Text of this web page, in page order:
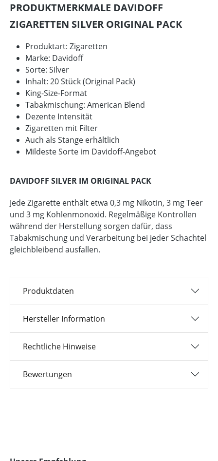
PRODUKTMERKMALE DAVIDOFF
ZIGARETTEN SILVER ORIGINAL PACK
Produktart: Zigaretten
Marke: Davidoff
Sorte: Silver
Inhalt: 20 Stück (Original Pack)
King-Size-Format
Tabakmischung: American Blend
Dezente Intensität
Zigaretten mit Filter
Auch als Stange erhältlich
Mildeste Sorte im Davidoff-Angebot
DAVIDOFF SILVER IM ORIGINAL PACK
Jede Zigarette enthält etwa 0,3 mg Nikotin, 3 mg Teer
und 3 mg Kohlenmonoxid. Regelmäßige Kontrollen
während der Herstellung sorgen dafür, dass
Tabakmischung und Verarbeitung bei jeder Schachtel
gleichbleibend ausfallen.
Produktdaten
Hersteller Information
Rechtliche Hinweise
Bewertungen